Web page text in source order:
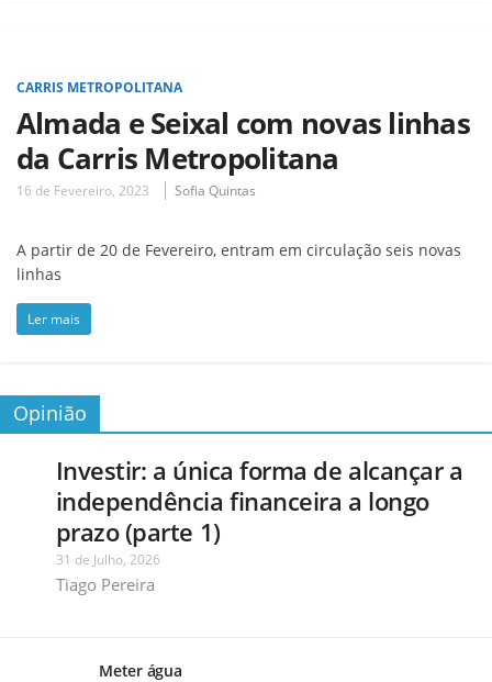
CARRIS METROPOLITANA
Almada e Seixal com novas linhas
da Carris Metropolitana
16 de Fevereiro, 2023 Sofia Quintas
A partir de 20 de Fevereiro, entram em circulação seis novas
linhas
Ler mais
Opinião
Investir: a única forma de alcançar a
independência financeira a longo
prazo (parte 1)
31 de Julho, 2026
Tiago Pereira
Meter água